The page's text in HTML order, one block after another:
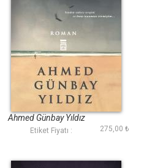
Sevmekten
Korkuyorum
Ahmed Günbay Yıldız
Etiket Fiyatı : 275,00 ₺